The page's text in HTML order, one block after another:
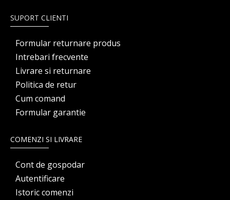
SUPORT CLIENTI
Formular returnare produs
Intrebari frecvente
Livrare si returnare
Politica de retur
Cum comand
Formular garantie
COMENZI SI LIVRARE
Cont de gospodar
Autentificare
Istoric comenzi